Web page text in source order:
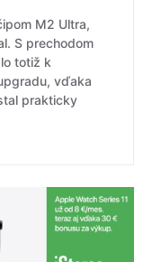
M2 Ultra,
S prechodom
totiž k
vďaka
prakticky